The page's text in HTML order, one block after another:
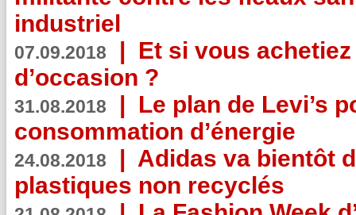
industriel
07.09.2018 | Et si vous
d’occasion ?
31.08.2018 | Le plan de Levi’s
consommation d’énergie
24.08.2018 | Adidas va bientôt
plastiques non recyclés